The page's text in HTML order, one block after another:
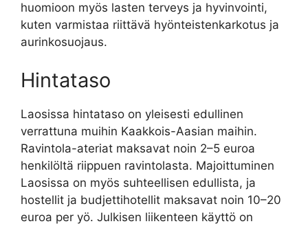
huomioon myös lasten terveys ja hyvinvointi,
kuten varmistaa riittävä hyönteistenkarkotus ja
aurinkosuojaus.
Hintataso
Laosissa hintataso on yleisesti edullinen
verrattuna muihin Kaakkois-Aasian maihin.
Ravintola-ateriat maksavat noin 2–5 euroa
henkilöltä riippuen ravintolasta. Majoittuminen
Laosissa on myös suhteellisen edullista, ja
hostellit ja budjettihotellit maksavat noin 10–20
euroa per yö. Julkisen liikenteen käyttö on